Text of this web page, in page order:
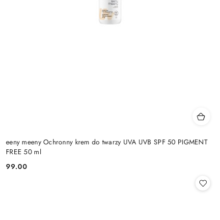
eeny meeny Ochronny krem do twarzy UVA UVB SPF 50 PIGMENT
FREE 50 ml
Cena:
99.00